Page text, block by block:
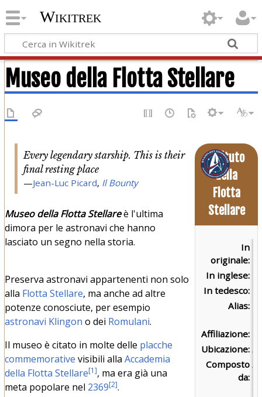
Wikitrek
Museo della Flotta Stellare
Istituto
della
Flotta
Stellare
In
originale:
In inglese:
In tedesco:
Alias:
Affiliazione:
Ubicazione:
Composto
da:
Every legendary starship. This is their
final resting place
—Jean-Luc Picard, Il Bounty
Museo della Flotta Stellareè l'ultima
dimora per le astronavi che hanno
lasciato un segno nella storia.
Preserva astronavi appartenenti non solo
alla Flotta Stellare, ma anche ad altre
potenze conosciute, per esempio
astronavi Klingon o dei Romulani.
Il museo è citato in molte delle placche
commemorative visibili alla Accademia
della Flotta Stellare[1], ma era già una
meta popolare nel 2369[2].